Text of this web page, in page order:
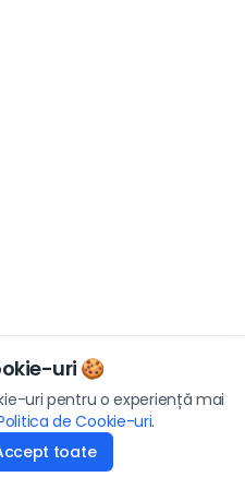
uri 🍪
uri pentru o experiență mai
de Cookie-uri.
toate